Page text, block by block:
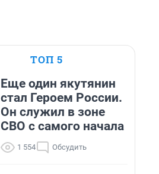
ТОП 5
Еще один якутянин
стал Героем России.
Он служил в зоне
СВО с самого начала
1 554 Обсудить